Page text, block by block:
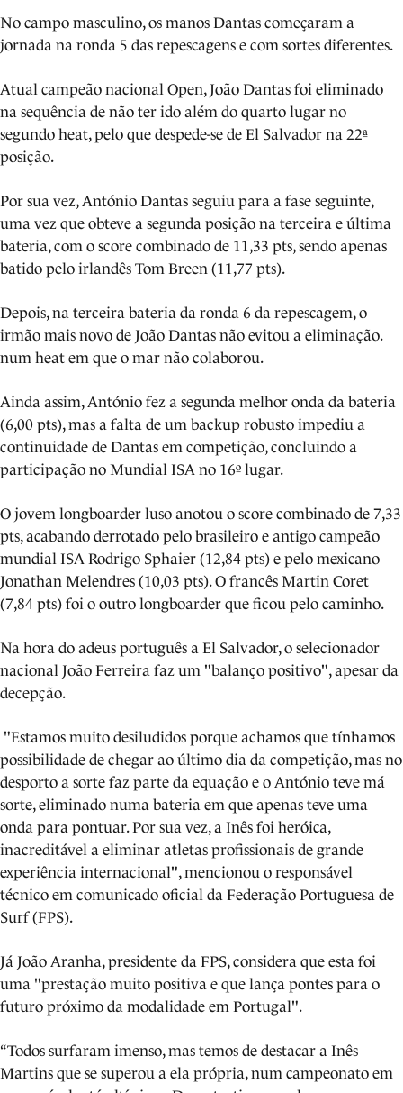
No campo masculino, os manos Dantas começaram a
jornada na ronda 5 das repescagens e com sortes diferentes.
Atual campeão nacional Open, João Dantas foi eliminado
na sequência de não ter ido além do quarto lugar no
segundo heat, pelo que despede-se de El Salvador na 22ª
posição.
Por sua vez, António Dantas seguiu para a fase seguinte,
uma vez que obteve a segunda posição na terceira e última
bateria, com o score combinado de 11,33 pts, sendo apenas
batido pelo irlandês Tom Breen (11,77 pts).
Depois, na terceira bateria da ronda 6 da repescagem, o
irmão mais novo de João Dantas não evitou a eliminação.
num heat em que o mar não colaborou.
Ainda assim, António fez a segunda melhor onda da bateria
(6,00 pts), mas a falta de um backup robusto impediu a
continuidade de Dantas em competição, concluindo a
participação no Mundial ISA no 16º lugar.
O jovem longboarder luso anotou o score combinado de 7,33
pts, acabando derrotado pelo brasileiro e antigo campeão
mundial ISA Rodrigo Sphaier (12,84 pts) e pelo mexicano
Jonathan Melendres (10,03 pts). O francês Martin Coret
(7,84 pts) foi o outro longboarder que ficou pelo caminho.
Na hora do adeus português a El Salvador, o selecionador
nacional João Ferreira faz um "balanço positivo", apesar da
decepção.
"Estamos muito desiludidos porque achamos que tínhamos
possibilidade de chegar ao último dia da competição, mas no
desporto a sorte faz parte da equação e o António teve má
sorte, eliminado numa bateria em que apenas teve uma
onda para pontuar. Por sua vez, a Inês foi heróica,
inacreditável a eliminar atletas profissionais de grande
experiência internacional", mencionou o responsável
técnico em comunicado oficial da Federação Portuguesa de
Surf (FPS).
Já João Aranha, presidente da FPS, considera que esta foi
uma "prestação muito positiva e que lança pontes para o
futuro próximo da modalidade em Portugal".
“Todos surfaram imenso, mas temos de destacar a Inês
Martins que se superou a ela própria, num campeonato em